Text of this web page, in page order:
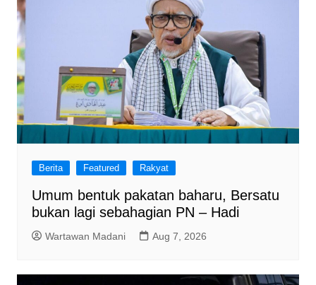
Berita Featured Rakyat
Umum bentuk pakatan baharu, Bersatu
bukan lagi sebahagian PN – Hadi
Wartawan Madani Aug 7, 2026